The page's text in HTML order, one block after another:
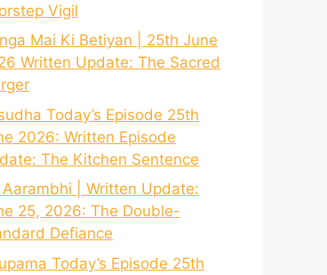
Vigil
Mai Ki Betiyan | 25th June
Written Update: The Sacred
Today’s Episode 25th
2026: Written Episode
The Kitchen Sentence
Aarambhi | Written Update:
25, 2026: The Double-
Defiance
Today’s Episode 25th